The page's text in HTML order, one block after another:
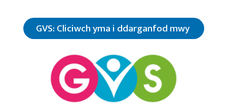
GVS: Cliciwch yma i ddarganfod mwy